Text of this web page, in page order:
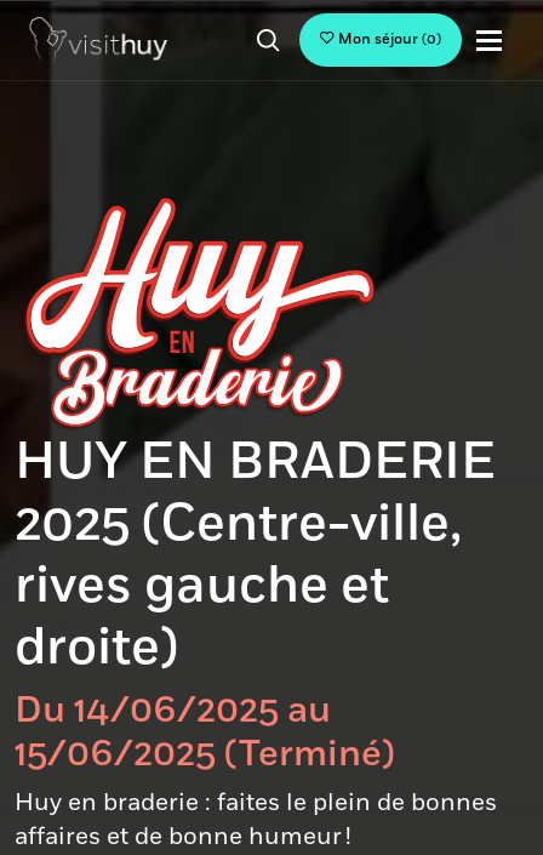
Mon séjour(0)
HUY EN BRADERIE
2025 (Centre-ville,
rives gauche et
droite)
Du 14/06/2025 au
15/06/2025 (Terminé)
Huy en braderie : faites le plein de bonnes
affaires et de bonne humeur !